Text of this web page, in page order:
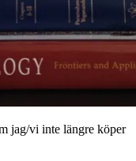
jag/vi inte längre köper